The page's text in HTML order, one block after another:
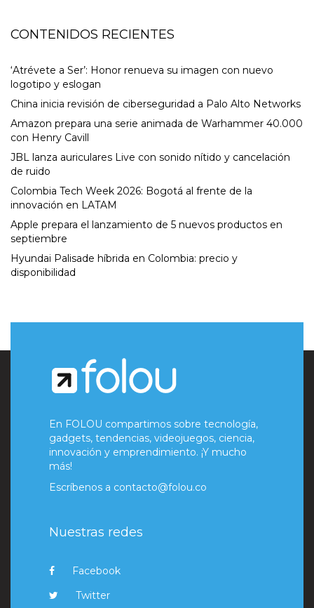
CONTENIDOS RECIENTES
‘Atrévete a Ser’: Honor renueva su imagen con nuevo
logotipo y eslogan
China inicia revisión de ciberseguridad a Palo Alto Networks
Amazon prepara una serie animada de Warhammer 40.000
con Henry Cavill
JBL lanza auriculares Live con sonido nítido y cancelación
de ruido
Colombia Tech Week 2026: Bogotá al frente de la
innovación en LATAM
Apple prepara el lanzamiento de 5 nuevos productos en
septiembre
Hyundai Palisade híbrida en Colombia: precio y
disponibilidad
En FOLOU compartimos sobre tecnología,
gadgets, tendencias, videojuegos, ciencia,
innovación y emprendimiento. ¡Y mucho
más!
Escríbenos a contacto@folou.co
Nuestras redes
Facebook
Twitter